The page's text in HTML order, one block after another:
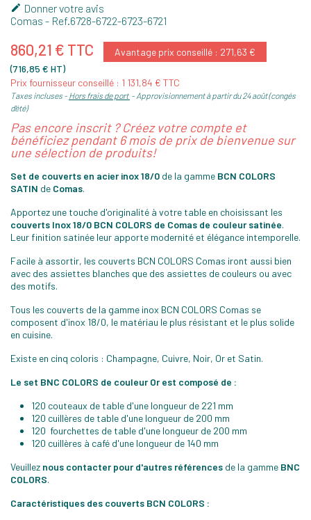
 Donner votre avis
Comas - Ref.6728-6722-6723-6721
860,21 € TTC
Avantage prix conseillé : 271,63 €
(716,85 € HT)
Prix fournisseur conseillé : 1 131,84 € TTC
Taxes incluses Hors frais de port
Approvisionnement à partir du 24 août (congés
d'été)
Pas encore inscrit ? Créez votre compte et
bénéficiez pendant 6 mois de prix de bienvenue sur
une sélection de produits!
Set de couverts en acier inox 18/0 de la gamme BCN COLORS
SATIN de Comas.
Apportez une touche d'originalité à votre table en choisissant les
couverts Inox 18/0 BCN COLORS de Comas de couleur satinée.
Leur finition satinée leur apporte modernité et élégance intemporelle.
Facile à assortir, les couverts BCN COLORS Comas iront aussi bien
avec des assiettes blanches que des assiettes de couleurs ou avec
des motifs.
Tous les couverts de la gamme inox BCN COLORS Comas se
composent d'inox 18/0, le matériau le plus résistant et le plus solide
en cuisine.
Existe en cinq coloris : Champagne, Cuivre, Noir, Or et Satin.
Le set BNC COLORS de couleur Or est composé de :
120 couteaux de table d'une longueur de 221 mm
120 cuillères de table d'une longueur de 200 mm
120 fourchettes de table d'une longueur de 200 mm
120 cuillères à café d'une longueur de 140 mm
Veuillez nous contacter pour d'autres références de la gamme BNC
COLORS.
Caractéristiques des couverts BCN COLORS :